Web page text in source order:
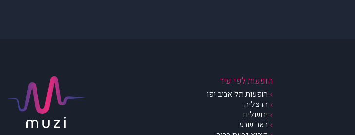
הופעות לפי עיר
הופעות תל אביב יפו
הרצליה
ירושלים
באר שבע